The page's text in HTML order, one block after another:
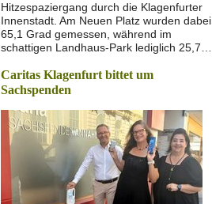
Hitzespaziergang durch die Klagenfurter
Innenstadt. Am Neuen Platz wurden dabei
65,1 Grad gemessen, während im
schattigen Landhaus-Park lediglich 25,7…
Caritas Klagenfurt bittet um
Sachspenden